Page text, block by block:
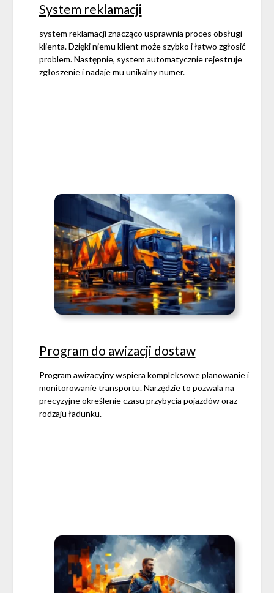
System reklamacji
system reklamacji znacząco usprawnia proces obsługi
klienta. Dzięki niemu klient może szybko i łatwo zgłosić
problem. Następnie, system automatycznie rejestruje
zgłoszenie i nadaje mu unikalny numer.
Program do awizacji dostaw
Program awizacyjny wspiera kompleksowe planowanie i
monitorowanie transportu. Narzędzie to pozwala na
precyzyjne określenie czasu przybycia pojazdów oraz
rodzaju ładunku.